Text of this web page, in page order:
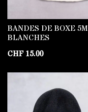
BANDES DE BOXE 5M
BLANCHES
CHF 15.00